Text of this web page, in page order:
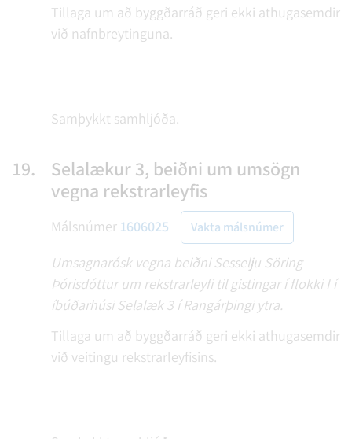
Tillaga um að byggðarráð geri ekki athugasemdir
við nafnbreytinguna.
Samþykkt samhljóða.
19.
Selalækur 3, beiðni um umsögn
vegna rekstrarleyfis
Málsnúmer 1606025 Vakta málsnúmer
Umsagnarósk vegna beiðni Sesselju Söring
Þórisdóttur um rekstrarleyfi til gistingar í flokki I í
íbúðarhúsi Selalæk 3 í Rangárþingi ytra.
Tillaga um að byggðarráð geri ekki athugasemdir
við veitingu rekstrarleyfisins.